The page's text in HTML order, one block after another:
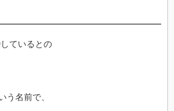
ているとの
う名前で、